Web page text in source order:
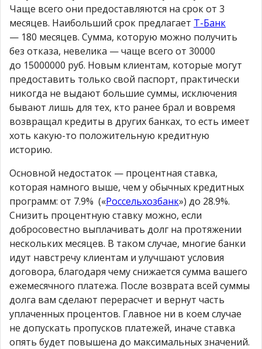
Чаще всего они предоставляются на срок от 3
месяцев. Наибольший срок предлагает Т-Банк
— 180 месяцев. Сумма, которую можно получить
без отказа, невелика — чаще всего от 30000
до 15000000 руб. Новым клиентам, которые могут
предоставить только свой паспорт, практически
никогда не выдают большие суммы, исключения
бывают лишь для тех, кто ранее брал и вовремя
возвращал кредиты в других банках, то есть имеет
хоть какую-то положительную кредитную
историю.
Основной недостаток — процентная ставка,
которая намного выше, чем у обычных кредитных
программ: от 7.9% («Россельхозбанк») до 28.9%.
Снизить процентную ставку можно, если
добросовестно выплачивать долг на протяжении
нескольких месяцев. В таком случае, многие банки
идут навстречу клиентам и улучшают условия
договора, благодаря чему снижается сумма вашего
ежемесячного платежа. После возврата всей суммы
долга вам сделают перерасчет и вернут часть
уплаченных процентов. Главное ни в коем случае
не допускать пропусков платежей, иначе ставка
опять будет повышена до максимальных значений.